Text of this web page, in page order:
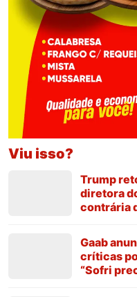
Viu isso?
Trump
diretora
contrária
Gaab
críticas
“Sofri